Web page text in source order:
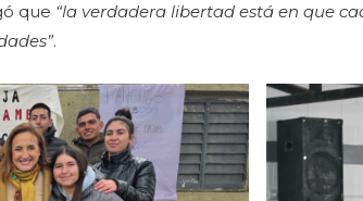
que “la verdadera libertad está en que
.